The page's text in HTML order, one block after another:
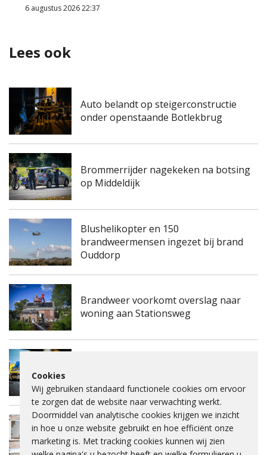
6 augustus 2026 22:37
Lees ook
Auto belandt op steigerconstructie
onder openstaande Botlekbrug
Brommerrijder nagekeken na botsing
op Middeldijk
Blushelikopter en 150
brandweermensen ingezet bij brand
Ouddorp
Brandweer voorkomt overslag naar
woning aan Stationsweg
Kinderdagverblijf aan de
Frambozengaard in Spijkenisse
ontruimd na mogelijke gaslucht
Cookies
Wij gebruiken standaard functionele cookies om ervoor
te zorgen dat de website naar verwachting werkt.
Doormiddel van analytische cookies krijgen we inzicht
in hoe u onze website gebruikt en hoe efficiënt onze
marketing is. Met tracking cookies kunnen wij zien